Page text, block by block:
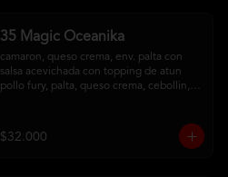
35 Magic Oceanika
camaron, queso crema, env. palta con
salsa acevichada con topping de atun
pollo fury, palta, queso crema, cebollin,
tempura
tequeños de queso
$32.000